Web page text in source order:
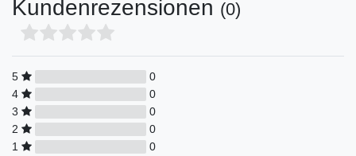
Kundenrezensionen (0)
5
0
4
0
3
0
2
0
1
0